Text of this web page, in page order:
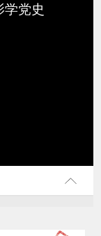
党史